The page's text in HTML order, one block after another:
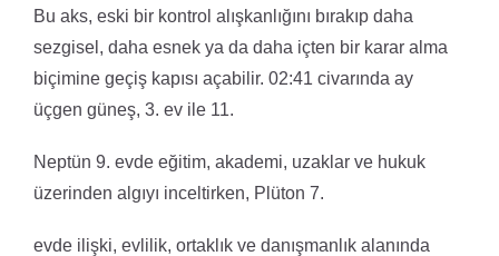
Bu aks, eski bir kontrol alışkanlığını bırakıp daha
sezgisel, daha esnek ya da daha içten bir karar alma
biçimine geçiş kapısı açabilir. 02:41 civarında ay
üçgen güneş, 3. ev ile 11.
Neptün 9. evde eğitim, akademi, uzaklar ve hukuk
üzerinden algıyı inceltirken, Plüton 7.
evde ilişki, evlilik, ortaklık ve danışmanlık alanında